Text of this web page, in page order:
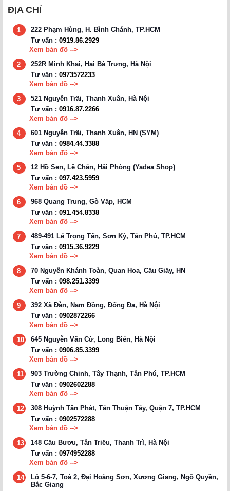
ĐỊA CHỈ
1
222 Phạm Hùng, H. Bình Chánh, TP.HCM
Tư vấn : 0919.86.2929
Xem bản đồ -->
2
252R Minh Khai, Hai Bà Trưng, Hà Nội
Tư vấn : 0973572233
Xem bản đồ -->
3
521 Nguyễn Trãi, Thanh Xuân, Hà Nội
Tư vấn : 0916.87.2266
Xem bản đồ -->
4
601 Nguyễn Trãi, Thanh Xuân, HN (SYM)
Tư vấn : 0984.44.3388
Xem bản đồ -->
5
12 Hồ Sen, Lê Chân, Hải Phòng (Yadea Shop)
Tư vấn : 097.423.5959
Xem bản đồ -->
6
968 Quang Trung, Gò Vấp, HCM
Tư vấn : 091.454.8338
Xem bản đồ -->
7
489-491 Lê Trọng Tấn, Sơn Kỳ, Tân Phú, TP.HCM
Tư vấn : 0915.36.9229
Xem bản đồ -->
8
70 Nguyễn Khánh Toàn, Quan Hoa, Cầu Giấy, HN
Tư vấn : 098.251.3399
Xem bản đồ -->
9
392 Xã Đàn, Nam Đồng, Đống Đa, Hà Nội
Tư vấn : 0902872266
Xem bản đồ -->
10
645 Nguyễn Văn Cừ, Long Biên, Hà Nội
Tư vấn : 0906.85.3399
Xem bản đồ -->
11
903 Trường Chinh, Tây Thạnh, Tân Phú, TP.HCM
Tư vấn : 0902602288
Xem bản đồ -->
12
308 Huỳnh Tân Phát, Tân Thuận Tây, Quận 7, TP.HCM
Tư vấn : 0902572288
Xem bản đồ -->
13
148 Cầu Bươu, Tân Triều, Thanh Trì, Hà Nội
Tư vấn : 0974952288
Xem bản đồ -->
14
Lô 5-6-7, Toà 2, Đại Hoàng Sơn, Xương Giang, Ngô Quyền,
Bắc Giang